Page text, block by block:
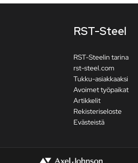
RST-Steel
RST-Steelin tarina
rst-steel.com
Tukku-asiakkaaksi
Avoimet työpaikat
Artikkelit
Rekisteriseloste
Evästeistä